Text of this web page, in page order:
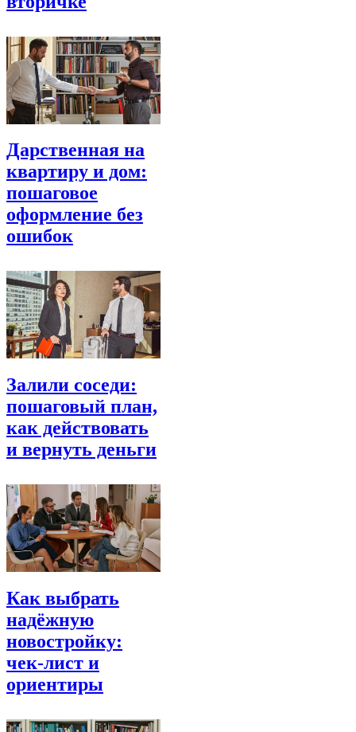
Дарственная на
квартиру и дом:
пошаговое
оформление без
ошибок
Залили соседи:
пошаговый план,
как действовать
и вернуть деньги
Как выбрать
надёжную
новостройку:
чек-лист и
ориентиры